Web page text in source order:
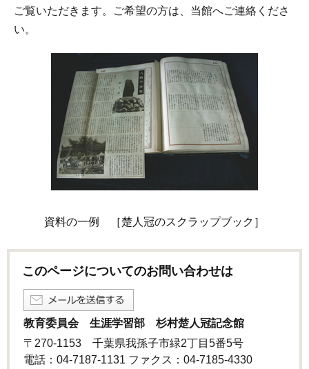
ご覧いただきます。ご希望の方は、当館へご連絡くださ
い。
資料の一例 ［楚人冠のスクラップブック］
このページについてのお問い合わせは
教育委員会 生涯学習部 杉村楚人冠記念館
〒270-1153 千葉県我孫子市緑2丁目5番5号
電話：04-7187-1131 ファクス：04-7185-4330